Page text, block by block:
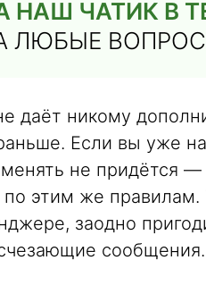
ЧАТИК В
ЛЮБЫЕ
даёт никому
Если вы уже
не придётся
по этим же правилам.
заодно
сообщения.